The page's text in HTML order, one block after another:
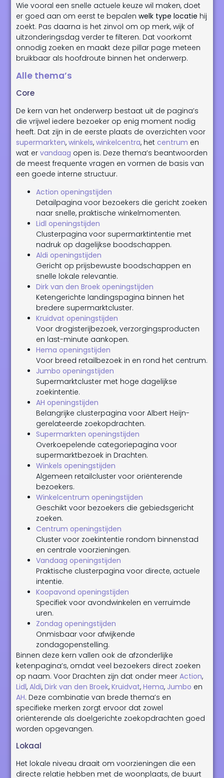
Wie vooral een snelle actuele keuze wil maken, doet
er goed aan om eerst te bepalenwelk type locatie hij
zoekt. Pas daarna is het zinvol om op merk, wijk of
uitzonderingsdag verder te filteren. Dat voorkomt
onnodig zoeken en maakt deze pillar page meteen
bruikbaar als hoofdroute binnen het onderwerp.
Alle thema’s
Core
De kern van het onderwerp bestaat uit de pagina’s
die vrijwel iedere bezoeker op enig moment nodig
heeft. Dat zijn in de eerste plaats de overzichten voor
supermarkten,winkels,winkelcentra, het centrum en
wat ervandaag open is. Deze thema’s beantwoorden
de meest frequente vragen en vormen de basis van
een goede interne structuur.
Action openingstijden
Detailpagina voor bezoekers die gericht zoeken
naar snelle, praktische winkelmomenten.
Lidl openingstijden
Clusterpagina voor supermarktintentie met
nadruk op dagelijkse boodschappen.
Aldi openingstijden
Gericht op prijsbewuste boodschappen en
snelle lokale relevantie.
Dirk van den Broek openingstijden
Ketengerichte landingspagina binnen het
bredere supermarktcluster.
Kruidvat openingstijden
Voor drogisterijbezoek, verzorgingsproducten
en last-minute aankopen.
Hema openingstijden
Voor breed retailbezoek in en rond het centrum.
Jumbo openingstijden
Supermarktcluster met hoge dagelijkse
zoekintentie.
AH openingstijden
Belangrijke clusterpagina voor Albert Heijn-
gerelateerde zoekopdrachten.
Supermarkten openingstijden
Overkoepelende categoriepagina voor
supermarktbezoek in Drachten.
Winkels openingstijden
Algemeen retailcluster voor oriënterende
bezoekers.
Winkelcentrum openingstijden
Geschikt voor bezoekers die gebiedsgericht
zoeken.
Centrum openingstijden
Cluster voor zoekintentie rondom binnenstad
en centrale voorzieningen.
Vandaag openingstijden
Praktische clusterpagina voor directe, actuele
intentie.
Koopavond openingstijden
Specifiek voor avondwinkelen en verruimde
uren.
Zondag openingstijden
Onmisbaar voor afwijkende
zondagopenstelling.
Binnen deze kern vallen ook de afzonderlijke
ketenpagina’s, omdat veel bezoekers direct zoeken
op naam. Voor Drachten zijn dat onder meerAction,
Lidl,Aldi,Dirk van den Broek,Kruidvat,Hema, Jumbo en
AH. Deze combinatie van brede thema’s en
specifieke merken zorgt ervoor dat zowel
oriënterende als doelgerichte zoekopdrachten goed
worden opgevangen.
Lokaal
Het lokale niveau draait om voorzieningen die een
directe relatie hebben met de woonplaats, de buurt